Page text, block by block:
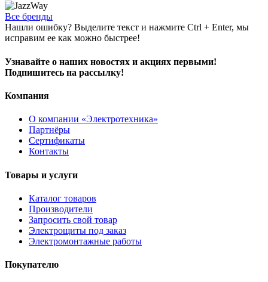
Все бренды
Нашли ошибку? Выделите текст и нажмите Ctrl + Enter, мы
исправим ее как можно быстрее!
Узнавайте о наших новостях и акциях первыми!
Подпишитесь на рассылку!
Компания
О компании «Электротехника»
Партнёры
Сертификаты
Контакты
Товары и услуги
Каталог товаров
Производители
Запросить свой товар
Электрощиты под заказ
Электромонтажные работы
Покупателю